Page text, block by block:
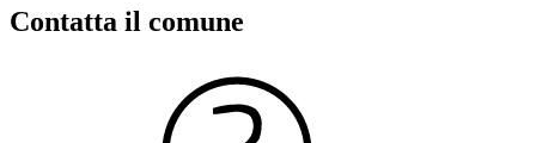
Contatta il comune